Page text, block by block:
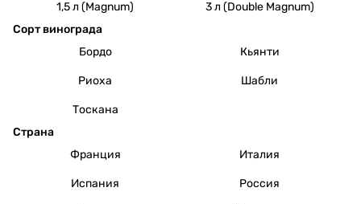
1,5 л (Magnum)
3 л (Double Magnum)
Сорт винограда
Бордо
Кьянти
Риоха Шабли
Тоскана
Страна
Франция
Италия
Испания Россия